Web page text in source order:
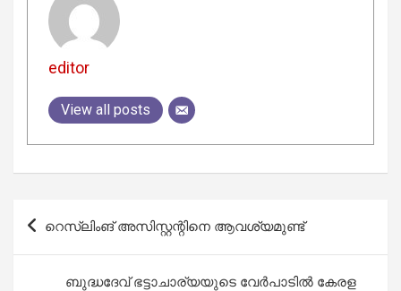
editor
View all posts
Post
navigation
റെസ്‌ലിംങ്‌ അസിസ്റ്റന്റിനെ ആവശ്യമുണ്ട്
ബുദ്ധദേവ് ഭട്ടാചാര്യയുടെ വേര്‍പാടില്‍ കേരള